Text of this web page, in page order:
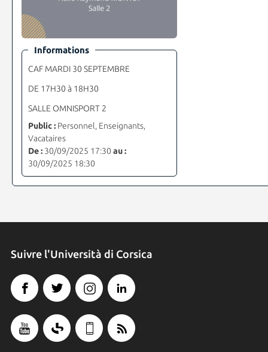
Informations
CAF MARDI 30 SEPTEMBRE
DE 17H30 à 18H30
SALLE OMNISPORT 2
Public :Personnel, Enseignants,
Vacataires
De :30/09/2025 17:30 au :
30/09/2025 18:30
Suivre l'Università di Corsica